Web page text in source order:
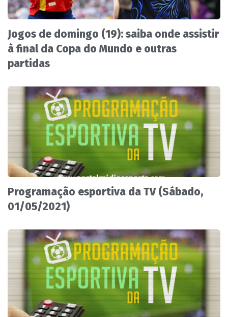
Jogos de domingo (19): saiba onde assistir
à final da Copa do Mundo e outras
partidas
Programação esportiva da TV (Sábado,
01/05/2021)